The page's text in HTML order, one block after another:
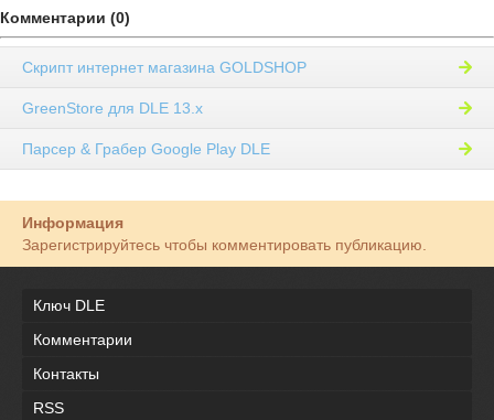
Комментарии (0)
Скрипт интернет магазина GOLDSHOP
GreenStore для DLE 13.x
Парсер & Грабер Google Play DLE
Информация
Зарегистрируйтесь чтобы комментировать публикацию.
Ключ DLE
Комментарии
Контакты
RSS